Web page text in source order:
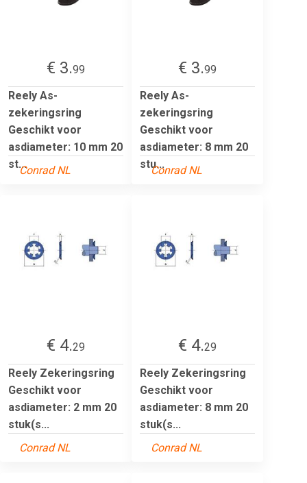
€ 3.99
Reely As-
zekeringsring
Geschikt voor
asdiameter: 10 mm 20
st...Conrad NL
€ 3.99
Reely As-
zekeringsring
Geschikt voor
asdiameter: 8 mm 20
stu...Conrad NL
€ 4.29
Reely Zekeringsring
Geschikt voor
asdiameter: 2 mm 20
stuk(s...
Conrad NL
€ 4.29
Reely Zekeringsring
Geschikt voor
asdiameter: 8 mm 20
stuk(s...
Conrad NL